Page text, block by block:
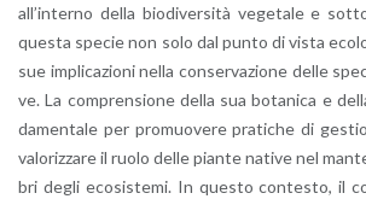
al­l’in­ter­no della bio­di­v­er­si­tà ve­ge­ta­le e
que­sta spe­cie non solo dal punto di vista
sue im­pli­ca­zio­ni nella con­ser­va­zio­ne delle
ve. La com­pren­sio­ne della sua bo­ta­ni­ca e
da­men­ta­le per pro­muo­ve­re pra­ti­che di
va­lo­riz­za­re il ruolo delle pian­te na­ti­ve nel
bri degli eco­si­ste­mi. In que­sto con­te­sto, il